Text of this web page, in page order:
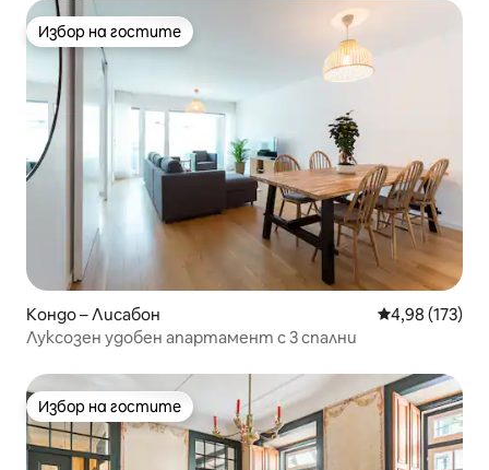
Избор на гостите
Избор на гостите
Кондо – Лисабон Средна
4,98 (173)
Луксозен удобен апартамент с 3 спални
Избор на гостите
Избор на гостите